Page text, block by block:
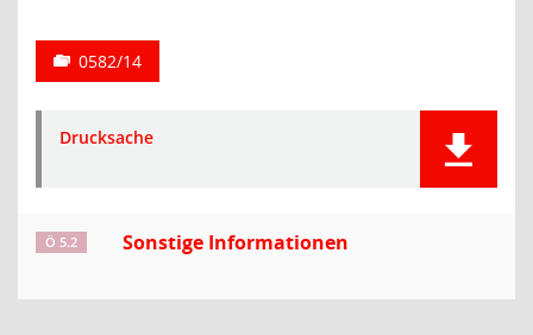
0582/14
Drucksache
Ö 5.2 Sonstige Informationen